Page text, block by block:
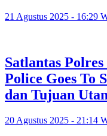
21 Agustus 2025 - 16:29
Satlantas
Police Goes To
dan Tujuan
20 Agustus 2025 - 21:14